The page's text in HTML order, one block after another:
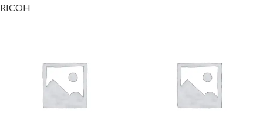
RICOH